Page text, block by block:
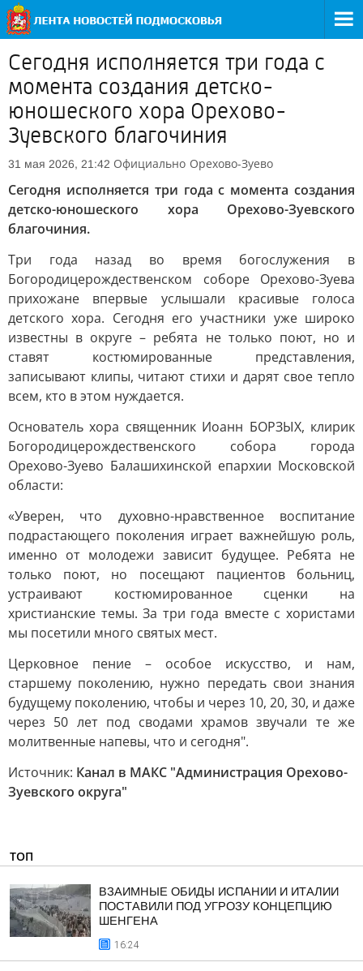
Сегодня исполняется три года с
момента создания детско-
юношеского хора Орехово-
Зуевского благочиния
31 мая 2026, 21:42 Официально Орехово-Зуево
Сегодня исполняется три года с момента создания
детско-юношеского хора Орехово-Зуевского
благочиния.
Три года назад во время богослужения в
Богородицерождественском соборе Орехово-Зуева
прихожане впервые услышали красивые голоса
детского хора. Сегодня его участники уже широко
известны в округе – ребята не только поют, но и
ставят костюмированные представления,
записывают клипы, читают стихи и дарят свое тепло
всем, кто в этом нуждается.
Основатель хора священник Иоанн БОРЗЫХ, клирик
Богородицерождественского собора города
Орехово-Зуево Балашихинской епархии Московской
области:
«Уверен, что духовно-нравственное воспитание
подрастающего поколения играет важнейшую роль,
именно от молодежи зависит будущее. Ребята не
только поют, но посещают пациентов больниц,
устраивают костюмированное сценки на
христианские темы. За три года вместе с хористами
мы посетили много святых мест.
Церковное пение – особое искусство, и нам,
старшему поколению, нужно передать свои знания
будущему поколению, чтобы и через 10, 20, 30, и даже
через 50 лет под сводами храмов звучали те же
молитвенные напевы, что и сегодня".
Источник: Канал в МАКС "Администрация Орехово-
Зуевского округа"
ТОП
ВЗАИМНЫЕ ОБИДЫ ИСПАНИИ И ИТАЛИИ
ПОСТАВИЛИ ПОД УГРОЗУ КОНЦЕПЦИЮ
ШЕНГЕНА
16:24